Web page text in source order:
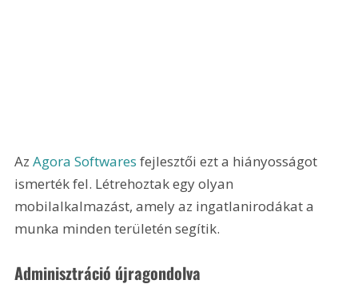
Az Agora Softwares fejlesztői ezt a hiányosságot
ismerték fel. Létrehoztak egy olyan
mobilalkalmazást, amely az ingatlanirodákat a
munka minden területén segítik.
Adminisztráció újragondolva